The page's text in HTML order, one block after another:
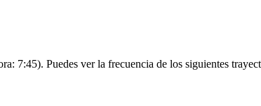
7:45). Puedes ver la frecuencia de los siguientes